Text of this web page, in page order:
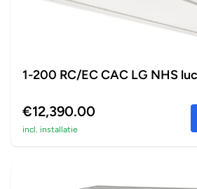
1-200 RC/EC CAC LG NHS
€12,390.00
incl. installatie